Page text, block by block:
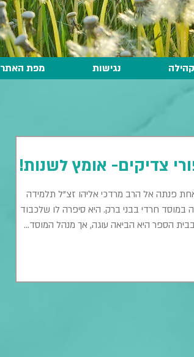
נגישות מפת האתר
צדיקים- אומץ לשנות!
פנתה אל הרב מרדכי אליהו זצ"ל תלמידה
במוסד חרדי בבני ברק. היא סיפרה לו שלכבוד
בבית הספר היא הביאה עוגה, אך מנהל המוסד...